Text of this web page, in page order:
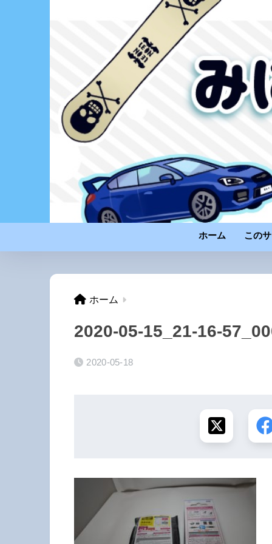
ホーム この
ホーム
2020-05-15_21-16-
2020-05-18